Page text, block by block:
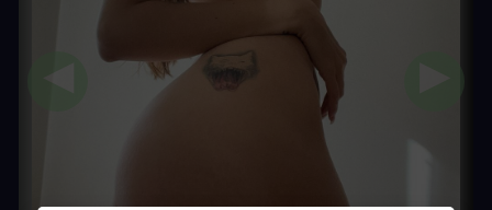
◀